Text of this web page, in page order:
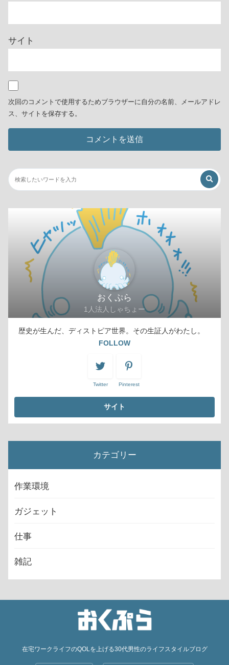
サイト
次回のコメントで使用するためブラウザーに自分の名前、メールアドレ
ス、サイトを保存する。
おくぷら
1人法人しゃちょー
歴史が生んだ、ディストピア世界。その生証人がわたし。
FOLLOW
Twitter Pinterest
カテゴリー
作業環境
ガジェット
仕事
雑記
在宅ワークライフのQOLを上げる30代男性のライフスタイルブログ